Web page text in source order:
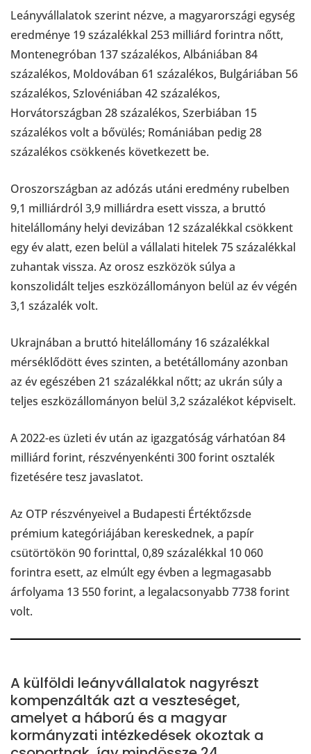
Leányvállalatok szerint nézve, a magyarországi egység
eredménye 19 százalékkal 253 milliárd forintra nőtt,
Montenegróban 137 százalékos, Albániában 84
százalékos, Moldovában 61 százalékos, Bulgáriában 56
százalékos, Szlovéniában 42 százalékos,
Horvátországban 28 százalékos, Szerbiában 15
százalékos volt a bővülés; Romániában pedig 28
százalékos csökkenés következett be.
Oroszországban az adózás utáni eredmény rubelben
9,1 milliárdról 3,9 milliárdra esett vissza, a bruttó
hitelállomány helyi devizában 12 százalékkal csökkent
egy év alatt, ezen belül a vállalati hitelek 75 százalékkal
zuhantak vissza. Az orosz eszközök súlya a
konszolidált teljes eszközállományon belül az év végén
3,1 százalék volt.
Ukrajnában a bruttó hitelállomány 16 százalékkal
mérséklődött éves szinten, a betétállomány azonban
az év egészében 21 százalékkal nőtt; az ukrán súly a
teljes eszközállományon belül 3,2 százalékot képviselt.
A 2022-es üzleti év után az igazgatóság várhatóan 84
milliárd forint, részvényenkénti 300 forint osztalék
fizetésére tesz javaslatot.
Az OTP részvényeivel a Budapesti Értéktőzsde
prémium kategóriájában kereskednek, a papír
csütörtökön 90 forinttal, 0,89 százalékkal 10 060
forintra esett, az elmúlt egy évben a legmagasabb
árfolyama 13 550 forint, a legalacsonyabb 7738 forint
volt.
A külföldi leányvállalatok nagyrészt
kompenzálták azt a veszteséget,
amelyet a háború és a magyar
kormányzati intézkedések okoztak a